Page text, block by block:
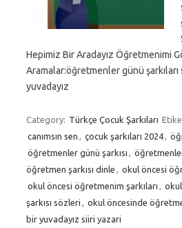
Hepimiz Bir Aradayız Öğretmenimi
Aramalar:öğretmenler günü şarkıları
yuvadayız
Category: Türkçe Çocuk Şarkıları
canımsın sen
çocuk şarkıları 2024
öğretmenler günü şarkısı
öğretmen şarkısı dinle
okul öncesi
okul öncesi öğretmenim şarkıları
şarkısı sözleri
okul öncesinde
bir yuvadayız siiri yazari